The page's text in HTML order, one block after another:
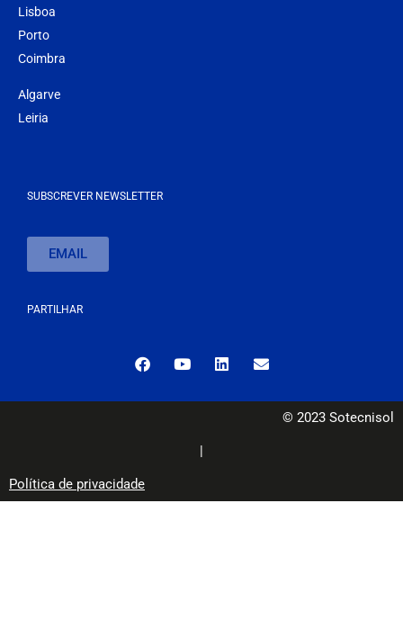
Lisboa
Porto
Coimbra
Algarve
Leiria
SUBSCREVER NEWSLETTER
EMAIL
PARTILHAR
© 2023 Sotecnisol
|
Política de privacidade